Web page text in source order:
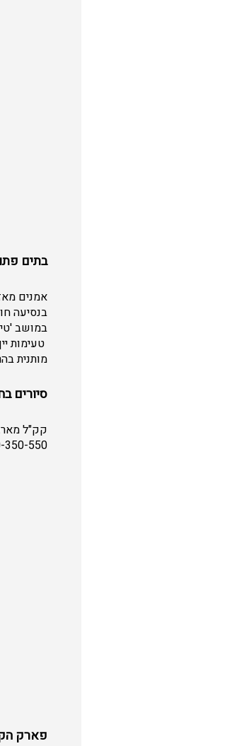
בתים
אמנים
טעימות
מותנית
סיורים
קק"ל
1800-350-550. הסיורים יתקיימו בתאריכים 14-16/5 בשעה
פארק